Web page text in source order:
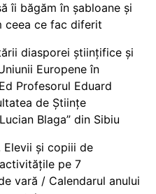
îi băgăm în șabloane și
ceea ce fac diferit
diasporei științifice și
Europene în
Profesorul Eduard
de Științe
Blaga” din Sibiu
Elevii și copiii de
pe 7
vară / Calendarul anului